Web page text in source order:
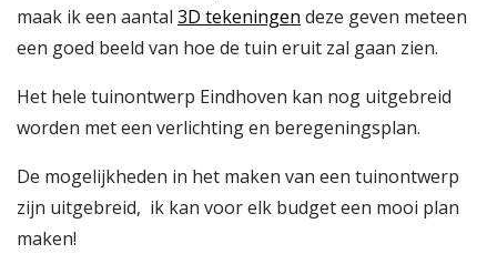
maak ik een aantal 3D tekeningen deze geven meteen
een goed beeld van hoe de tuin eruit zal gaan zien.
Het hele tuinontwerp Eindhoven kan nog uitgebreid
worden met een verlichting en beregeningsplan.
De mogelijkheden in het maken van een tuinontwerp
zijn uitgebreid, ik kan voor elk budget een mooi plan
maken!